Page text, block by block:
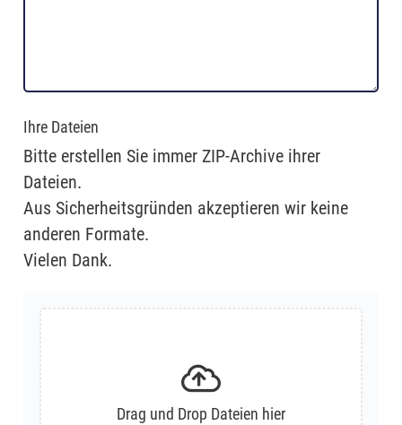
Ihre Dateien
Bitte erstellen Sie immer ZIP-Archive ihrer
Dateien.
Aus Sicherheitsgründen akzeptieren wir keine
anderen Formate.
Vielen Dank.
Drag und Drop Dateien hier